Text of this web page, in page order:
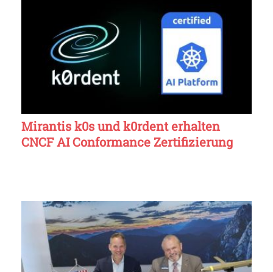
Mirantis k0s und k0rdent erhalten
CNCF AI Conformance Zertifizierung